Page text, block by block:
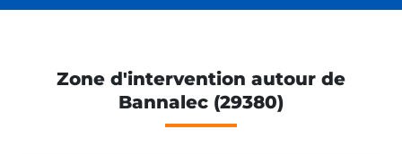
Zone d'intervention autour de
Bannalec (29380)